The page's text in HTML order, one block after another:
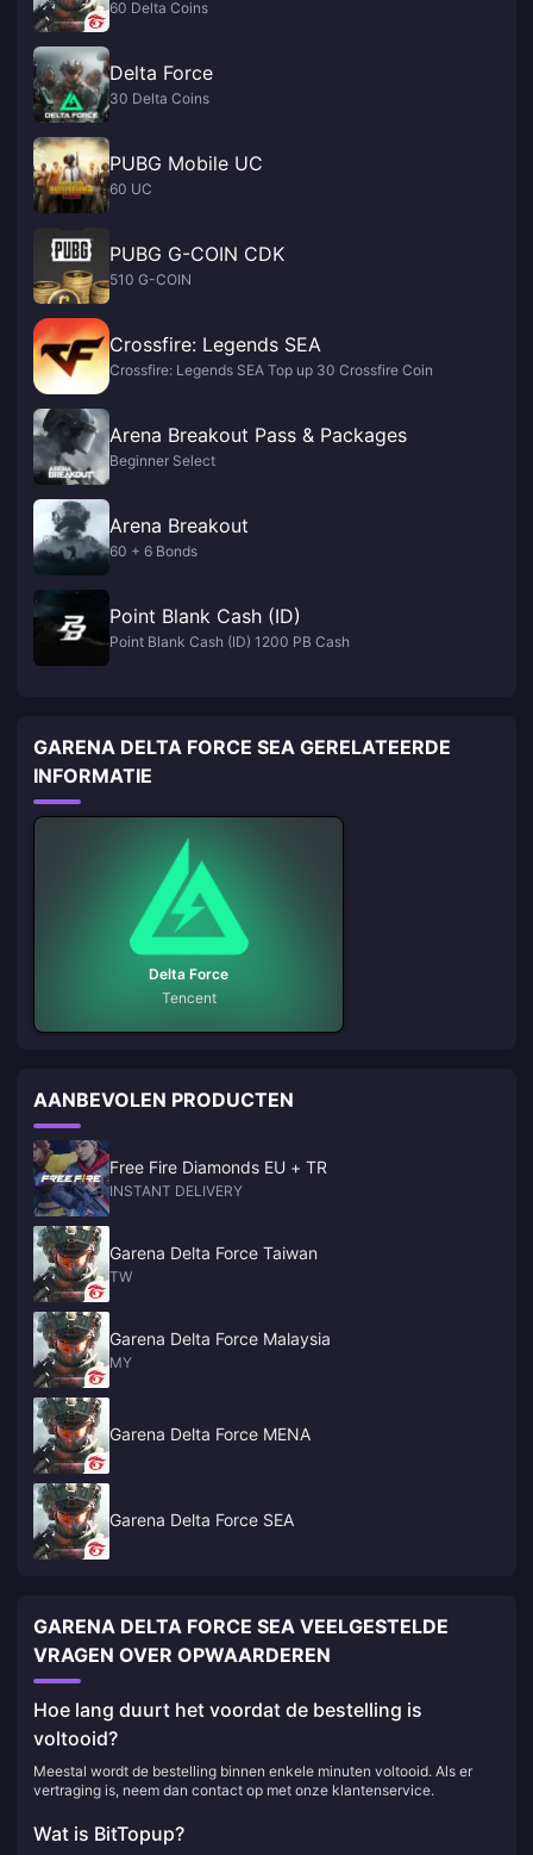
60 Delta Coins
Delta Force
30 Delta Coins
PUBG Mobile UC
60 UC
PUBG G-COIN CDK
510 G-COIN
Crossfire: Legends SEA
Crossfire: Legends SEA Top up 30 Crossfire Coin
Arena Breakout Pass & Packages
Beginner Select
Arena Breakout
60 + 6 Bonds
Point Blank Cash (ID)
Point Blank Cash (ID) 1200 PB Cash
GARENA DELTA FORCE SEA GERELATEERDE
INFORMATIE
Delta Force
Tencent
AANBEVOLEN PRODUCTEN
Free Fire Diamonds EU + TR
INSTANT DELIVERY
Garena Delta Force Taiwan
TW
Garena Delta Force Malaysia
MY
Garena Delta Force MENA
Garena Delta Force SEA
GARENA DELTA FORCE SEA VEELGESTELDE
VRAGEN OVER OPWAARDEREN
Hoe lang duurt het voordat de bestelling is
voltooid?
Meestal wordt de bestelling binnen enkele minuten voltooid. Als er
vertraging is, neem dan contact op met onze klantenservice.
Wat is BitTopup?